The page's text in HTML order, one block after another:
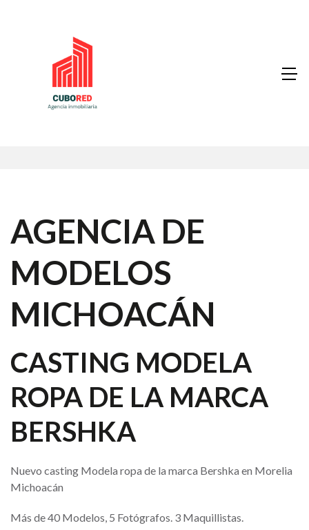
AGENCIA DE
MODELOS
MICHOACÁN
CASTING MODELA
ROPA DE LA MARCA
BERSHKA
Nuevo casting Modela ropa de la marca Bershka en Morelia
Michoacán
Más de 40 Modelos, 5 Fotógrafos. 3 Maquillistas.